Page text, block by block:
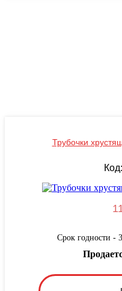
Трубочки
Срок годности -